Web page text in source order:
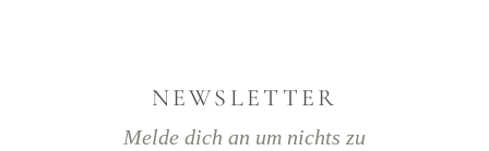
NEWSLETTER
Melde dich an um nichts zu